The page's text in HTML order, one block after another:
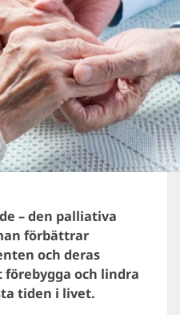
– den palliativa
förbättrar
och deras
och lindra
tiden i livet.